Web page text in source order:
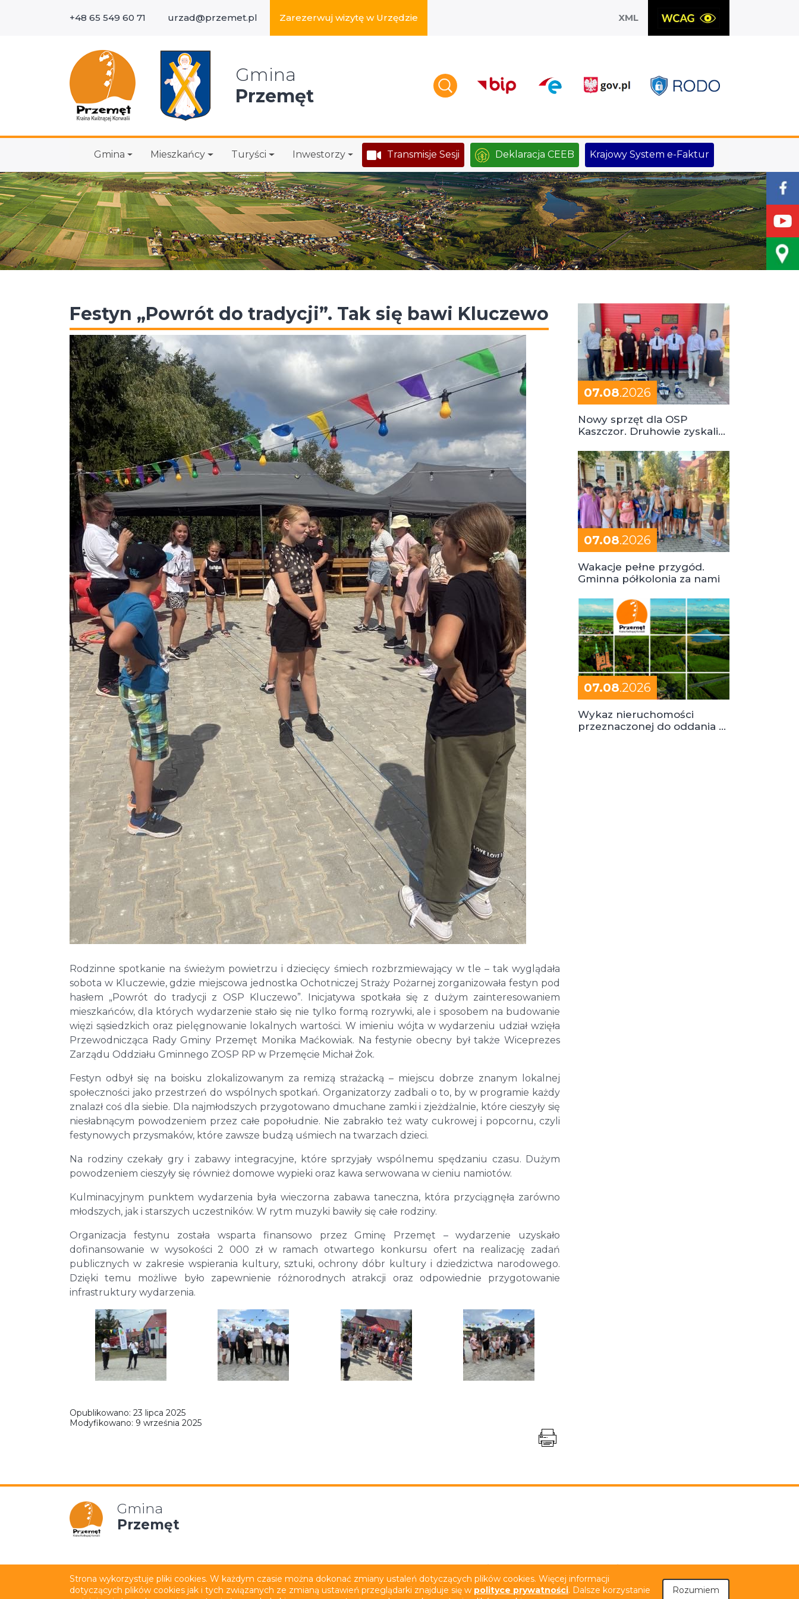
+48 65 549 60 71 urzad@przemet.pl Zarezerwuj wizytę w Urzędzie XML
Gmina
Przemęt
Gmina Mieszkańcy Turyści Inwestorzy Transmisje Sesji Deklaracja CEEB Krajowy System e-Faktur
Festyn „Powrót do tradycji”. Tak się bawi Kluczewo
Rodzinne spotkanie na świeżym powietrzu i dziecięcy śmiech rozbrzmiewający w tle – tak wyglądała
sobota w Kluczewie, gdzie miejscowa jednostka Ochotniczej Straży Pożarnej zorganizowała festyn pod
hasłem „Powrót do tradycji z OSP Kluczewo”. Inicjatywa spotkała się z dużym zainteresowaniem
mieszkańców, dla których wydarzenie stało się nie tylko formą rozrywki, ale i sposobem na budowanie
więzi sąsiedzkich oraz pielęgnowanie lokalnych wartości. W imieniu wójta w wydarzeniu udział wzięła
Przewodnicząca Rady Gminy Przemęt Monika Maćkowiak. Na festynie obecny był także Wiceprezes
Zarządu Oddziału Gminnego ZOSP RP w Przemęcie Michał Żok.
Festyn odbył się na boisku zlokalizowanym za remizą strażacką – miejscu dobrze znanym lokalnej
społeczności jako przestrzeń do wspólnych spotkań. Organizatorzy zadbali o to, by w programie każdy
znalazł coś dla siebie. Dla najmłodszych przygotowano dmuchane zamki i zjeżdżalnie, które cieszyły się
niesłabnącym powodzeniem przez całe popołudnie. Nie zabrakło też waty cukrowej i popcornu, czyli
festynowych przysmaków, które zawsze budzą uśmiech na twarzach dzieci.
Na rodziny czekały gry i zabawy integracyjne, które sprzyjały wspólnemu spędzaniu czasu. Dużym
powodzeniem cieszyły się również domowe wypieki oraz kawa serwowana w cieniu namiotów.
Kulminacyjnym punktem wydarzenia była wieczorna zabawa taneczna, która przyciągnęła zarówno
młodszych, jak i starszych uczestników. W rytm muzyki bawiły się całe rodziny.
Organizacja festynu została wsparta finansowo przez Gminę Przemęt – wydarzenie uzyskało
dofinansowanie w wysokości 2 000 zł w ramach otwartego konkursu ofert na realizację zadań
publicznych w zakresie wspierania kultury, sztuki, ochrony dóbr kultury i dziedzictwa narodowego.
Dzięki temu możliwe było zapewnienie różnorodnych atrakcji oraz odpowiednie przygotowanie
infrastruktury wydarzenia.
Opublikowano: 23 lipca 2025
Modyfikowano: 9 września 2025
07.08.2026
Nowy sprzęt dla OSP
Kaszczor. Druhowie zyskali
07.08.2026
Wakacje pełne przygód.
Gminna półkolonia za nami
07.08.2026
Wykaz nieruchomości
przeznaczonej do oddania w
Gmina
Przemęt
Mapa strony Polityka prywatności Deklaracja dostępności Film z tłumaczeniem PJM Tekst łatwy do czytania (ETR)
Wyszukaj w serwisie
Strona wykorzystuje pliki cookies. W każdym czasie można dokonać zmiany ustaleń dotyczących plików cookies. Więcej informacji
dotyczących plików cookies jak i tych związanych ze zmianą ustawień przeglądarki znajduje się w polityce prywatności. Dalsze korzystanie
Rozumiem